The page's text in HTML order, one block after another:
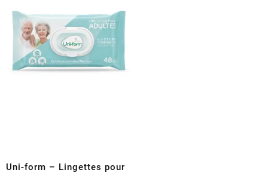
Uni-form – Lingettes pour